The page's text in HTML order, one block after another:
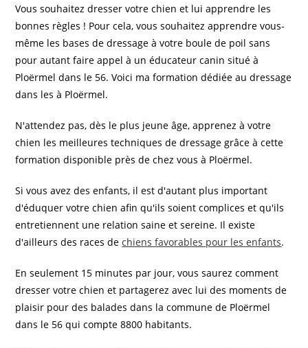
Vous souhaitez dresser votre chien et lui apprendre les
bonnes règles ! Pour cela, vous souhaitez apprendre vous-
même les bases de dressage à votre boule de poil sans
pour autant faire appel à un éducateur canin situé à
Ploërmel dans le 56. Voici ma formation dédiée au dressage
dans les à Ploërmel.
N'attendez pas, dès le plus jeune âge, apprenez à votre
chien les meilleures techniques de dressage grâce à cette
formation disponible près de chez vous à Ploërmel.
Si vous avez des enfants, il est d'autant plus important
d'éduquer votre chien afin qu'ils soient complices et qu'ils
entretiennent une relation saine et sereine. Il existe
d'ailleurs des races dechiens favorables pour les enfants.
En seulement 15 minutes par jour, vous saurez comment
dresser votre chien et partagerez avec lui des moments de
plaisir pour des balades dans la commune de Ploërmel
dans le 56 qui compte 8800 habitants.